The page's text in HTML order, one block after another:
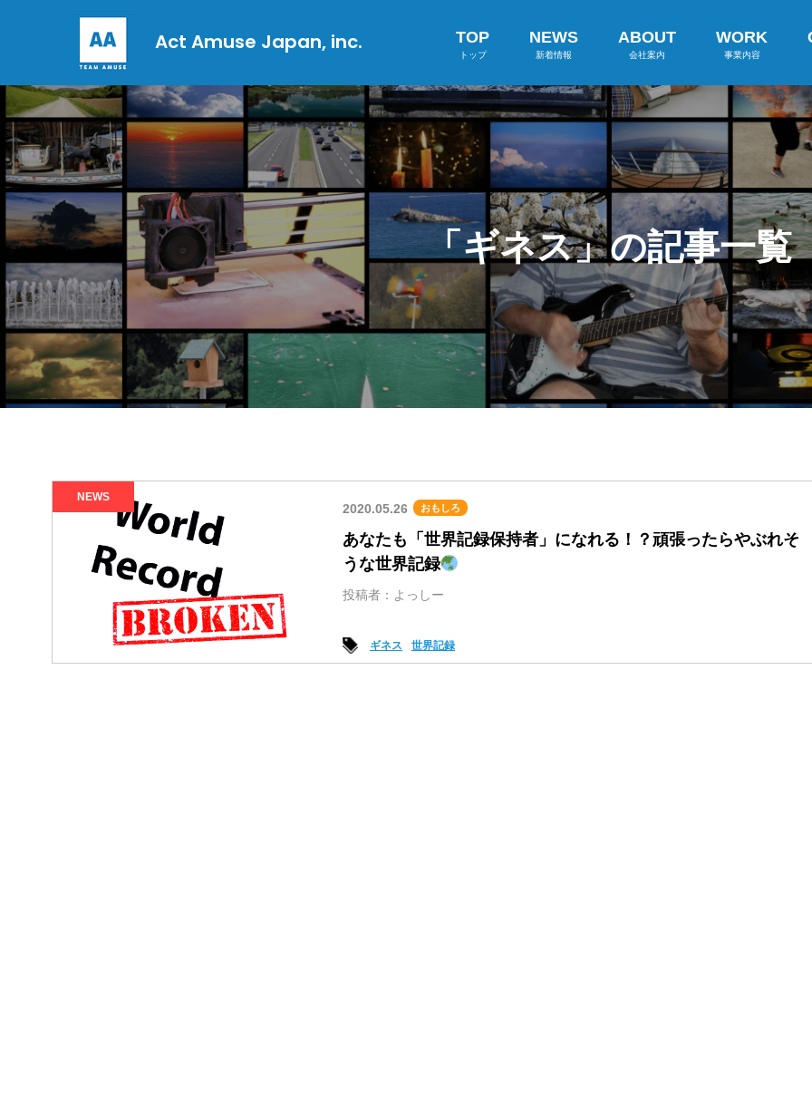
Act Amuse Japan, inc. TOP
トップ
NEWS
新着情報
ABOUT
会社案内
WORK
事業内容
「ギネス」の記事一覧
NEWS
2020.05.26 おもしろ
あなたも「世界記録保持者」になれる！？頑張ったらやぶれそ
うな世界記録
投稿者：よっしー
ギネス 世界記録